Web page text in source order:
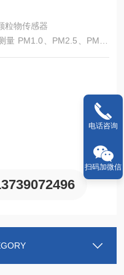
粒物传感器
PM1.0、PM2.5、PM10
m³，分辨率达 1μg/m³，
据。
配备嵌入式接口，方便在
电话咨询
扫码加微信